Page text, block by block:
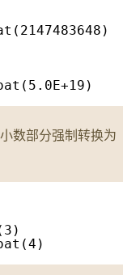
;
数部分强制转换为